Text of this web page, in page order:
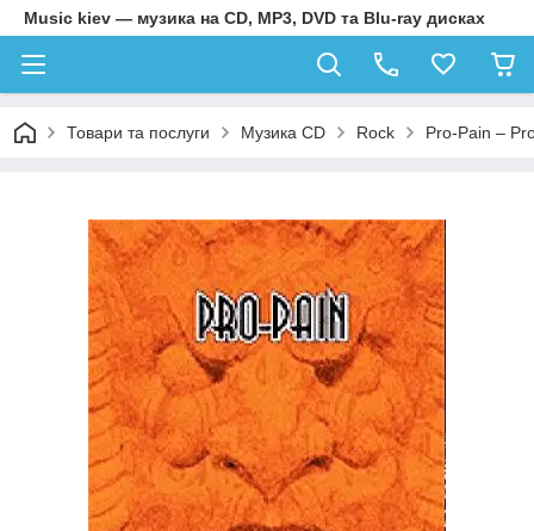
Music kiev — музика на CD, MP3, DVD та Blu-ray дисках
Товари та послуги Музика CD Rock Pro-Pain –